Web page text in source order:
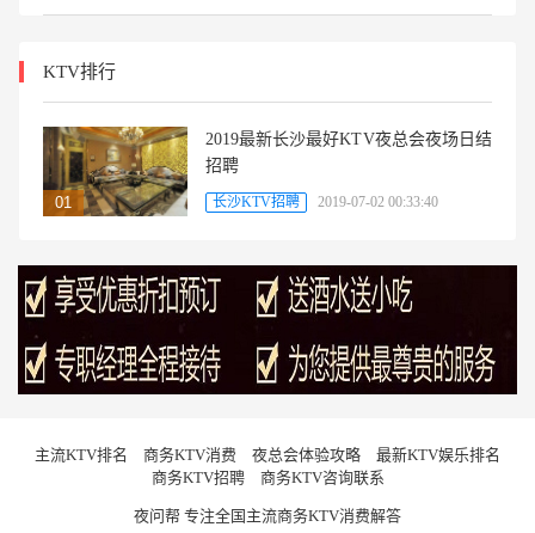
KTV排行
2019最新长沙最好KTV夜总会夜场日结
招聘
长沙KTV招聘 2019-07-02 00:33:40
主流KTV排名 商务KTV消费 夜总会体验攻略
最新KTV娱乐排名
商务KTV招聘
商务KTV咨询联系
夜问帮 专注全国主流商务KTV消费解答